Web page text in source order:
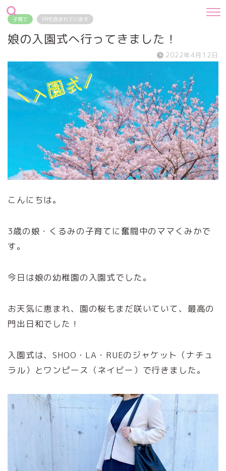
子育て PRも含まれています
娘の入園式へ行ってきました！
2022年4月12日
こんにちは。
3歳の娘・くるみの子育てに奮闘中のママくみかで
す。
今日は娘の幼稚園の入園式でした。
お天気に恵まれ、園の桜もまだ咲いていて、最高の
門出日和でした！
入園式は、SHOO・LA・RUEのジャケット（ナチュ
ラル）とワンピース（ネイビー）で行きました。